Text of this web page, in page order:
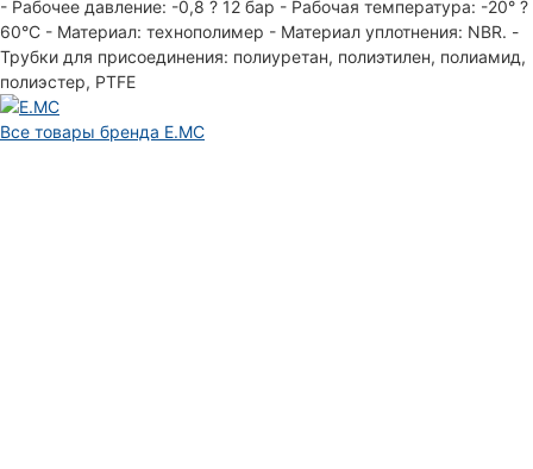
- Рабочее давление: -0,8 ? 12 бар - Рабочая температура: -20° ?
60°С - Материал: технополимер - Материал уплотнения: NBR. -
Трубки для присоединения: полиуретан, полиэтилен, полиамид,
полиэстер, PTFE
Все товары бренда E.MC